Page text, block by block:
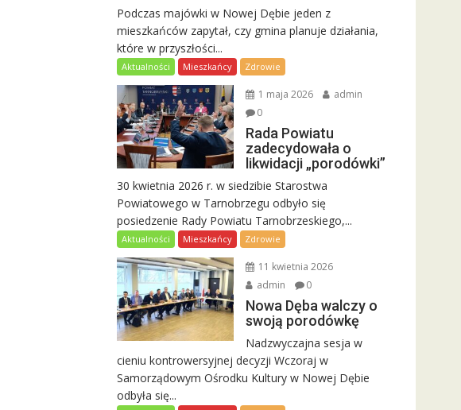
Podczas majówki w Nowej Dębie jeden z
mieszkańców zapytał, czy gmina planuje działania,
które w przyszłości...
Aktualności Mieszkańcy Zdrowie
1 maja 2026
admin
0
Rada Powiatu
zadecydowała o
likwidacji „porodówki”
30 kwietnia 2026 r. w siedzibie Starostwa
Powiatowego w Tarnobrzegu odbyło się
posiedzenie Rady Powiatu Tarnobrzeskiego,...
Aktualności Mieszkańcy Zdrowie
11 kwietnia 2026
admin
0
Nowa Dęba walczy o
swoją porodówkę
Nadzwyczajna sesja w
cieniu kontrowersyjnej decyzji Wczoraj w
Samorządowym Ośrodku Kultury w Nowej Dębie
odbyła się...